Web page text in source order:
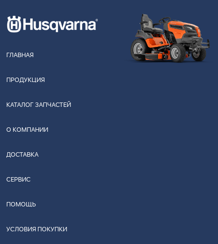
ГЛАВНАЯ
ПРОДУКЦИЯ
КАТАЛОГ ЗАПЧАСТЕЙ
О КОМПАНИИ
ДОСТАВКА
СЕРВИС
ПОМОЩЬ
УСЛОВИЯ ПОКУПКИ